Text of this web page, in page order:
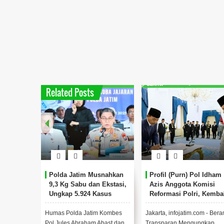
Related Posts
Polda Jatim Musnahkan
9,3 Kg Sabu dan Ekstasi,
Ungkap 5.924 Kasus
Narkoba Sepanjang 2025
Humas Polda Jatim Kombes
Profil (Purn) Pol Idham
Azis Anggota Komisi
Reformasi Polri,
Mengabdi untuk Negeri.
Jakarta, infojatim.com -